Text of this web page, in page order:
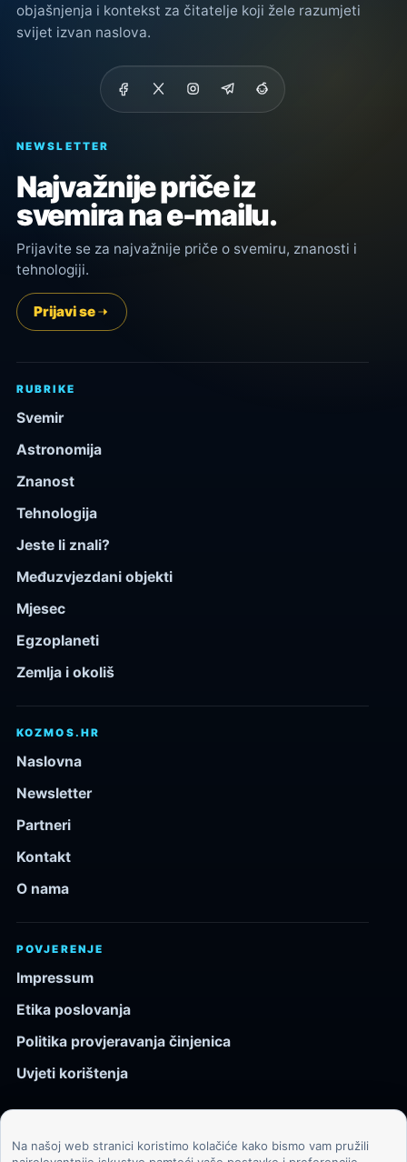
objašnjenja i kontekst za čitatelje koji žele razumjeti
svijet izvan naslova.
NEWSLETTER
Najvažnije priče iz
svemira na e-mailu.
Prijavite se za najvažnije priče o svemiru, znanosti i
tehnologiji.
Prijavi se
RUBRIKE
Svemir
Astronomija
Znanost
Tehnologija
Jeste li znali?
Međuzvjezdani objekti
Mjesec
Egzoplaneti
Zemlja i okoliš
KOZMOS.HR
Naslovna
Newsletter
Partneri
Kontakt
O nama
POVJERENJE
Impressum
Etika poslovanja
Politika provjeravanja činjenica
Uvjeti korištenja
Na našoj web stranici koristimo kolačiće kako bismo vam pružili